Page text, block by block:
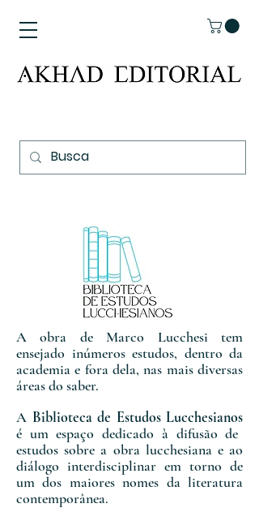
A obra de Marco Lucchesi tem
ensejado inúmeros estudos, dentro da
academia e fora dela, nas mais diversas
áreas do saber.
A Biblioteca de Estudos Lucchesianos
é um espaço dedicado à difusão de
estudos sobre a obra lucchesiana e ao
diálogo interdisciplinar em torno de
um dos maiores nomes da literatura
contemporânea.